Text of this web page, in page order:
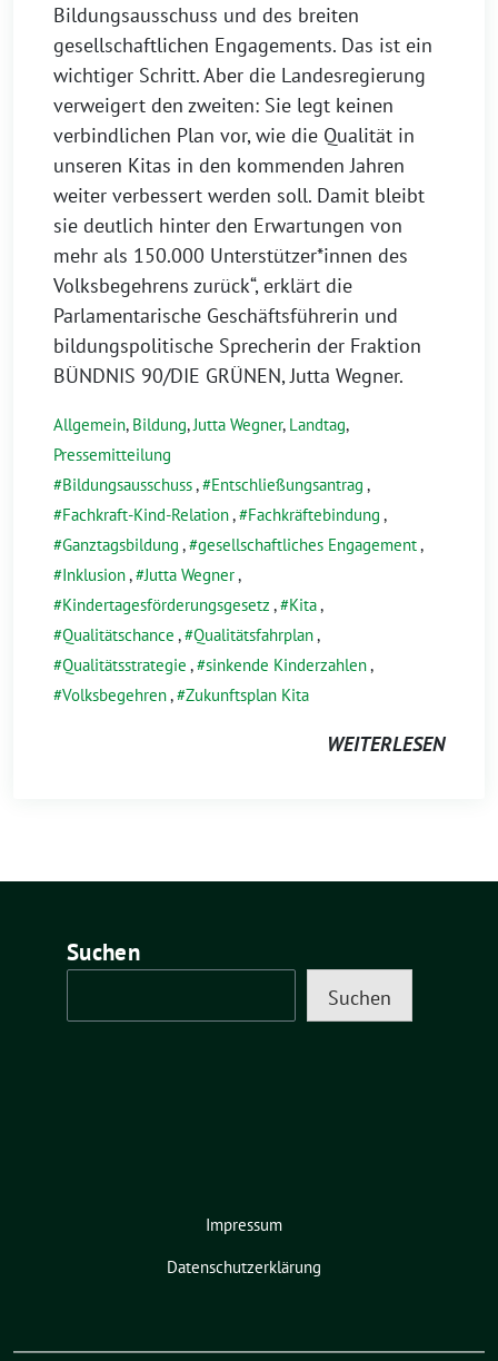
Bildungsausschuss und des breiten
gesellschaftlichen Engagements. Das ist ein
wichtiger Schritt. Aber die Landesregierung
verweigert den zweiten: Sie legt keinen
verbindlichen Plan vor, wie die Qualität in
unseren Kitas in den kommenden Jahren
weiter verbessert werden soll. Damit bleibt
sie deutlich hinter den Erwartungen von
mehr als 150.000 Unterstützer*innen des
Volksbegehrens zurück“, erklärt die
Parlamentarische Geschäftsführerin und
bildungspolitische Sprecherin der Fraktion
BÜNDNIS 90/DIE GRÜNEN, Jutta Wegner.
Allgemein, Bildung,Jutta Wegner, Landtag,
Pressemitteilung
Bildungsausschuss, Entschließungsantrag ,
Fachkraft-Kind-Relation, Fachkräftebindung ,
Ganztagsbildung , gesellschaftliches Engagement,
Inklusion, Jutta Wegner,
Kindertagesförderungsgesetz , Kita,
Qualitätschance , Qualitätsfahrplan,
Qualitätsstrategie , sinkende Kinderzahlen,
Volksbegehren, Zukunftsplan Kita
WEITERLESEN
Suchen
Suchen
Impressum
Datenschutzerklärung